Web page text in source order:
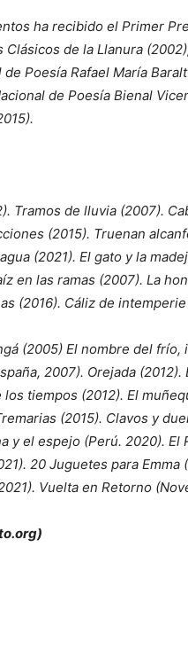
ha recibido el Primer
Clásicos de la Llanura
Poesía Rafael María
de Poesía Bienal
Tramos de lluvia (2007).
(2015). Truenan
(2021). El gato y la
en las ramas (2007). La
(2016). Cáliz de
(2005) El nombre del
2007). Orejada
los tiempos (2012). El
(2015). Clavos y
y el espejo (Perú. 2020).
20 Juguetes para Emma
Vuelta en Retorno